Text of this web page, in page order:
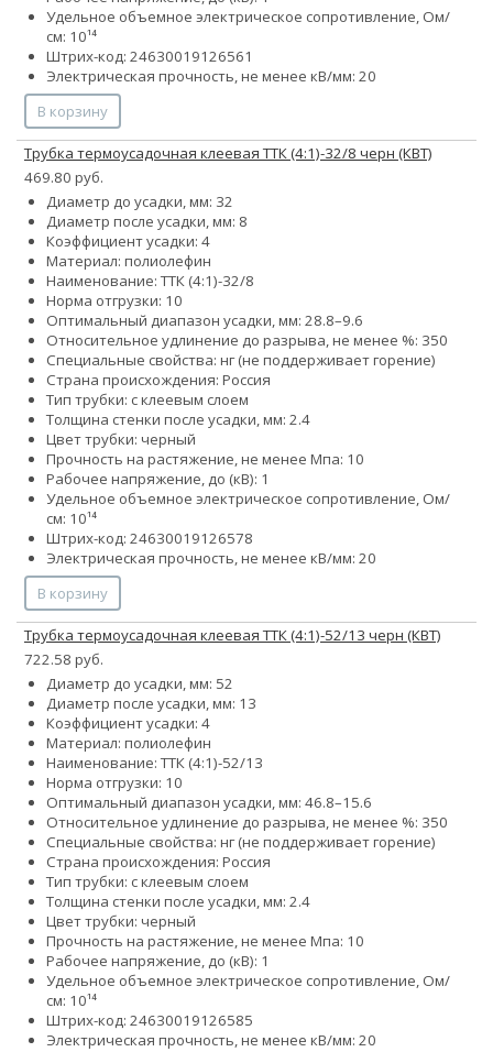
Удельное объемное электрическое сопротивление, Ом/
см: 10¹⁴
Штрих-код: 24630019126561
Электрическая прочность, не менее кВ/мм: 20
В корзину
Трубка термоусадочная клеевая ТТК (4:1)-32/8 черн (КВТ)
469.80 руб.
Диаметр до усадки, мм: 32
Диаметр после усадки, мм: 8
Коэффициент усадки: 4
Материал: полиолефин
Наименование: ТТК (4:1)-32/8
Норма отгрузки: 10
Оптимальный диапазон усадки, мм: 28.8–9.6
Относительное удлинение до разрыва, не менее %: 350
Специальные свойства: нг (не поддерживает горение)
Страна происхождения: Россия
Тип трубки: с клеевым слоем
Толщина стенки после усадки, мм: 2.4
Цвет трубки: черный
Прочность на растяжение, не менее Мпа: 10
Рабочее напряжение, до (кВ): 1
Удельное объемное электрическое сопротивление, Ом/
см: 10¹⁴
Штрих-код: 24630019126578
Электрическая прочность, не менее кВ/мм: 20
В корзину
Трубка термоусадочная клеевая ТТК (4:1)-52/13 черн (КВТ)
722.58 руб.
Диаметр до усадки, мм: 52
Диаметр после усадки, мм: 13
Коэффициент усадки: 4
Материал: полиолефин
Наименование: ТТК (4:1)-52/13
Норма отгрузки: 10
Оптимальный диапазон усадки, мм: 46.8–15.6
Относительное удлинение до разрыва, не менее %: 350
Специальные свойства: нг (не поддерживает горение)
Страна происхождения: Россия
Тип трубки: с клеевым слоем
Толщина стенки после усадки, мм: 2.4
Цвет трубки: черный
Прочность на растяжение, не менее Мпа: 10
Рабочее напряжение, до (кВ): 1
Удельное объемное электрическое сопротивление, Ом/
см: 10¹⁴
Штрих-код: 24630019126585
Электрическая прочность, не менее кВ/мм: 20